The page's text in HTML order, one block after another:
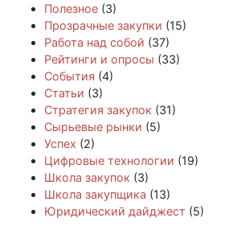
Полезное (3)
Прозрачные закупки (15)
Работа над собой (37)
Рейтинги и опросы (33)
События (4)
Статьи (3)
Стратегия закупок (31)
Сырьевые рынки (5)
Успех (2)
Цифровые технологии (19)
Школа закупок (3)
Школа закупщика (13)
Юридический дайджест (5)